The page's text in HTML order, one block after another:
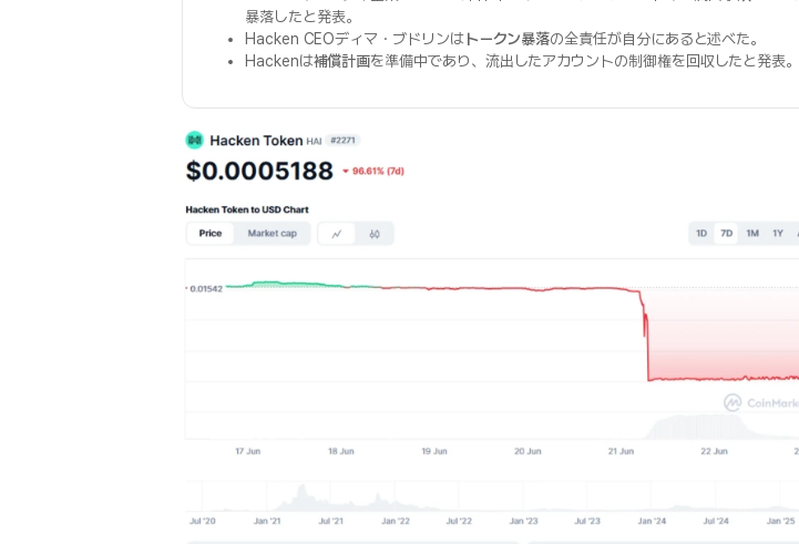
暴落したと発表。
Hacken CEOディマ・ブドリンはトークン暴落の全責任が自分にあると述べた。
Hackenは補償計画を準備中であり、流出したアカウントの制御権を回収したと発表。